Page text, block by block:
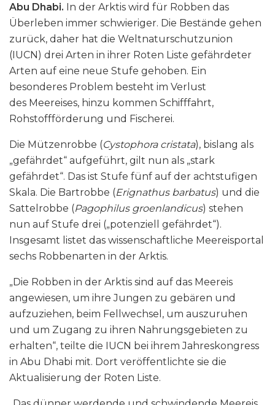
Abu Dhabi. In der Arktis wird für Robben das
Überleben immer schwieriger. Die Bestände gehen
zurück, daher hat die Weltnaturschutzunion
(IUCN) drei Arten in ihrer Roten Liste gefährdeter
Arten auf eine neue Stufe gehoben. Ein
besonderes Problem besteht im Verlust
des Meereises, hinzu kommen Schifffahrt,
Rohstoffförderung und Fischerei.
Die Mützenrobbe (Cystophora cristata), bislang als
„gefährdet“ aufgeführt, gilt nun als „stark
gefährdet“. Das ist Stufe fünf auf der achtstufigen
Skala. Die Bartrobbe (Erignathus barbatus) und die
Sattelrobbe (Pagophilus groenlandicus) stehen
nun auf Stufe drei („potenziell gefährdet“).
Insgesamt listet das wissenschaftliche Meereisportal
sechs Robbenarten in der Arktis.
„Die Robben in der Arktis sind auf das Meereis
angewiesen, um ihre Jungen zu gebären und
aufzuziehen, beim Fellwechsel, um auszuruhen
und um Zugang zu ihren Nahrungsgebieten zu
erhalten“, teilte die IUCN bei ihrem Jahreskongress
in Abu Dhabi mit. Dort veröffentlichte sie die
Aktualisierung der Roten Liste.